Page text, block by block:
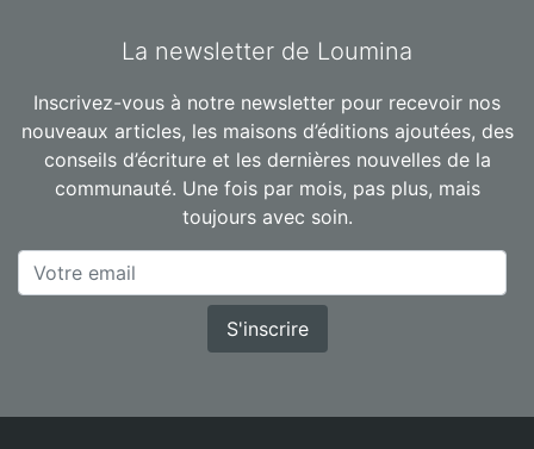
La newsletter de Loumina
Inscrivez-vous à notre newsletter pour recevoir nos
nouveaux articles, les maisons d’éditions ajoutées, des
conseils d’écriture et les dernières nouvelles de la
communauté. Une fois par mois, pas plus, mais
toujours avec soin.
S'inscrire